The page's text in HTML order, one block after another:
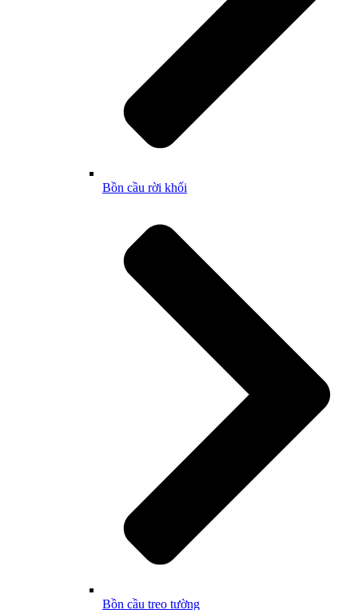
Bồn cầu rời khối
Bồn cầu treo tường